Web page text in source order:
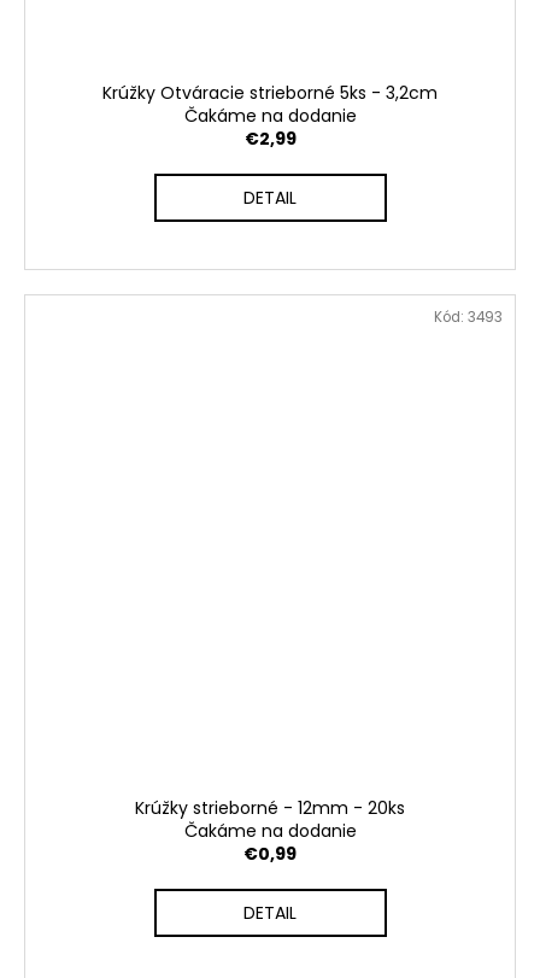
Krúžky Otváracie strieborné 5ks - 3,2cm
Čakáme na dodanie
€2,99
DETAIL
Krúžky strieborné - 12mm - 20ks
Čakáme na dodanie
€0,99
DETAIL
Kód: 3493